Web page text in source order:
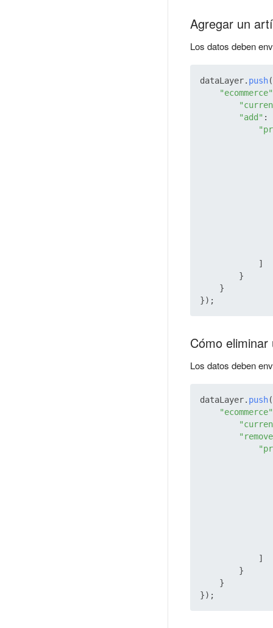
Agregar un
Los datos deben
dataLayer. push
"ecommerce"
"add" :
            ]
        }
    }
Cómo
Los datos deben
dataLayer. push
"ecommerce"
            ]
        }
    }